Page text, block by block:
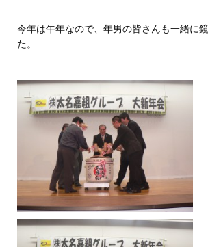
今年は午年なので、年男の皆さんも一緒に
た。